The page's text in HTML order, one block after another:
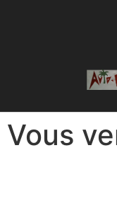
Vous